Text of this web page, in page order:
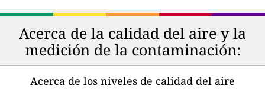
Acerca de la calidad del aire y la
medición de la contaminación:
Acerca de los niveles de calidad del aire